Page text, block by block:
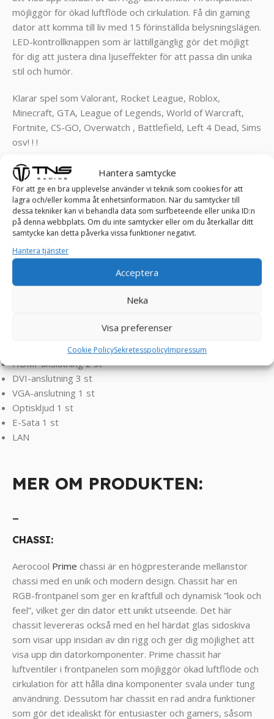
Hantera samtycke
För att ge en bra upplevelse använder vi teknik som cookies för att
lagra och/eller komma åt enhetsinformation. När du samtycker till
dessa tekniker kan vi behandla data som surfbeteende eller unika ID:n
på denna webbplats. Om du inte samtycker eller om du återkallar ditt
samtycke kan detta påverka vissa funktioner negativt.
Hantera tjänster
Acceptera
Neka
Visa preferenser
Cookie PolicySekretesspolicyImpressum
möjliggör för ökad luftflöde och cirkulation. Få din gaming
dator att komma till liv med 15 förinställda belysningslägen.
LED-kontrollknappen som är lättillgänglig gör det möjligt
för dig att justera dina ljuseffekter för att passa din unika
stil och humör.
Klarar spel som Valorant, Rocket League, Roblox,
Minecraft, GTA, League of Legends, World of Warcraft,
Fortnite, CS-GO, Overwatch , Battlefield, Left 4 Dead, Sims
osv! ! !
SPECIFIKATIONER:
Grafikkort: AMD HD 7970 3 GB
Processor: Intel® Core™ i5-3570K – Upp till 3,8 GHz, 4
kärnig
RAM: Samsung 8 GB
Utrymme: Intel 240 GB SSD
Operativsystem: Windows 10 Pro
_
USB 2.0/3.0-anslutning 8 st
Displayport 3 st
HDMI-anslutning 2 st
DVI-anslutning 3 st
VGA-anslutning 1 st
Optiskljud 1 st
E-Sata 1 st
LAN
MER OM PRODUKTEN:
CHASSI:
Aerocool Prime chassi är en högpresterande mellanstor
chassi med en unik och modern design. Chassit har en
RGB-frontpanel som ger en kraftfull och dynamisk ”look och
feel”, vilket ger din dator ett unikt utseende. Det här
chassit levereras också med en hel härdat glas sidoskiva
som visar upp insidan av din rigg och ger dig möjlighet att
visa upp din datorkomponenter. Prime chassit har
luftventiler i frontpanelen som möjliggör ökad luftflöde och
cirkulation för att hålla dina komponenter svala under tung
användning. Dessutom har chassit en rad andra funktioner
som gör det idealiskt för entusiaster och gamers, såsom